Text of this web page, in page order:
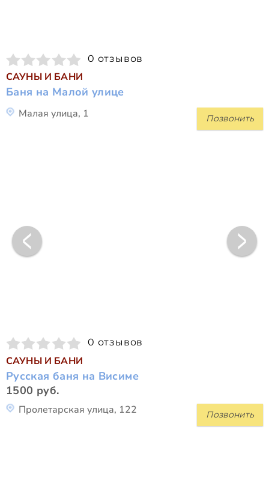
0 отзывов
САУНЫ И БАНИ
Баня на Малой улице
Позвонить
Малая улица, 1
0 отзывов
САУНЫ И БАНИ
Русская баня на Висиме
1500 руб.
Позвонить
Пролетарская улица, 122